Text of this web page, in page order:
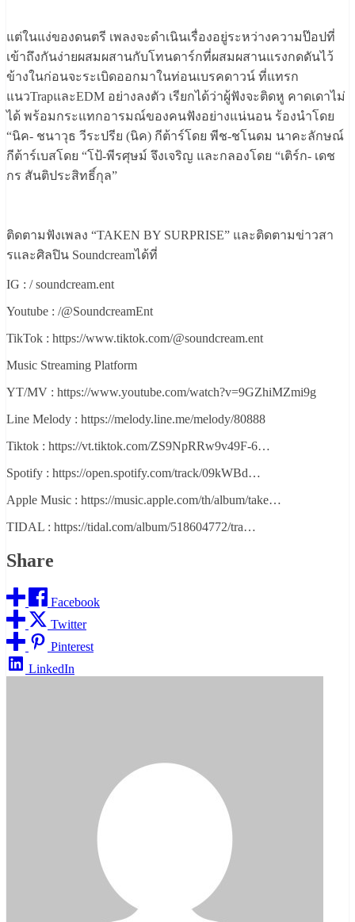
แต่ในแง่ของดนตรี เพลงจะดำเนินเรื่องอยู่ระหว่างความป๊อปที่
เข้าถึงกันง่ายผสมผสานกับโทนดาร์กที่ผสมผสานแรงกดดันไว้
ข้างในก่อนจะระเบิดออกมาในท่อนเบรคดาวน์ ที่แทรก
แนวTrapและEDM อย่างลงตัว เรียกได้ว่าผู้ฟังจะติดหู คาดเดาไม่
ได้ พร้อมกระแทกอารมณ์ของคนฟังอย่างแน่นอน ร้องนำโดย
“นิค- ชนาวุธ วีระปรีย (นิค) กีต้าร์โดย พีช-ชโนดม นาคะลักษณ์
กีต้าร์เบสโดย “โป้-พีรศุษม์ จึงเจริญ และกลองโดย “เติร์ก- เดช
กร สันติประสิทธิ์กุล”
ติดตามฟังเพลง “TAKEN BY SURPRISE” และติดตามข่าวสา
รเเละศิลปิน Soundcreamได้ที่
IG : / soundcream.ent
Youtube : /@SoundcreamEnt
TikTok : https://www.tiktok.com/@soundcream.ent
Music Streaming Platform
YT/MV : https://www.youtube.com/watch?v=9GZhiMZmi9g
Line Melody : https://melody.line.me/melody/80888
Tiktok : https://vt.tiktok.com/ZS9NpRRw9v49F-6…
Spotify : https://open.spotify.com/track/09kWBd…
Apple Music : https://music.apple.com/th/album/take…
TIDAL : https://tidal.com/album/518604772/tra…
Share
Facebook
Twitter
Pinterest
LinkedIn